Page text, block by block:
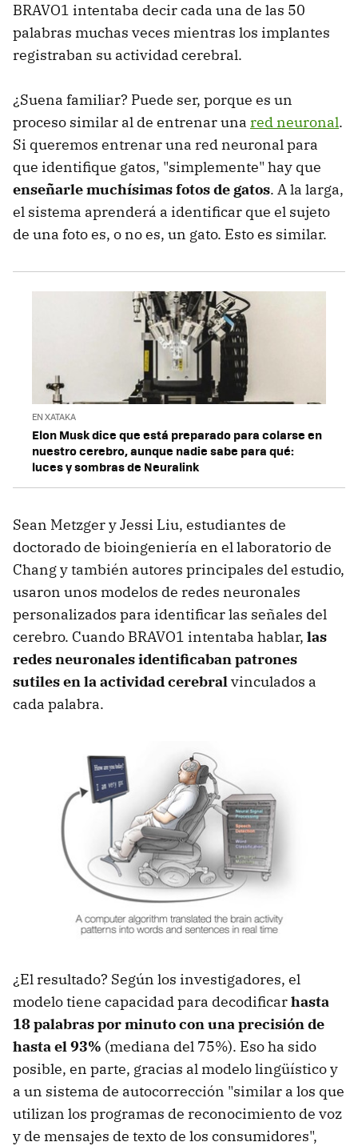
BRAVO1 intentaba decir cada una de las 50
palabras muchas veces mientras los implantes
registraban su actividad cerebral.
¿Suena familiar? Puede ser, porque es un
proceso similar al de entrenar una red neuronal.
Si queremos entrenar una red neuronal para
que identifique gatos, "simplemente" hay que
enseñarle muchísimas fotos de gatos. A la larga,
el sistema aprenderá a identificar que el sujeto
de una foto es, o no es, un gato. Esto es similar.
EN XATAKA
Elon Musk dice que está preparado para colarse en
nuestro cerebro, aunque nadie sabe para qué:
luces y sombras de Neuralink
Sean Metzger y Jessi Liu, estudiantes de
doctorado de bioingeniería en el laboratorio de
Chang y también autores principales del estudio,
usaron unos modelos de redes neuronales
personalizados para identificar las señales del
cerebro. Cuando BRAVO1 intentaba hablar, las
redes neuronales identificaban patrones
sutiles en la actividad cerebralvinculados a
cada palabra.
¿El resultado? Según los investigadores, el
modelo tiene capacidad para decodificarhasta
18 palabras por minuto con una precisión de
hasta el 93% (mediana del 75%). Eso ha sido
posible, en parte, gracias al modelo lingüístico y
a un sistema de autocorrección "similar a los que
utilizan los programas de reconocimiento de voz
y de mensajes de texto de los consumidores",